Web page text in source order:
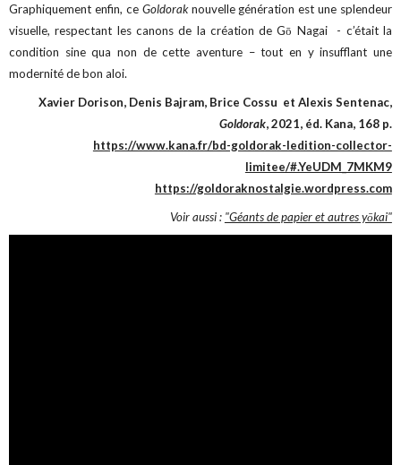
Graphiquement enfin, ce Goldoraknouvelle génération est une splendeur
visuelle, respectant les canons de la création de Gō Nagai - c’était la
condition sine qua non de cette aventure – tout en y insufflant une
modernité de bon aloi.
Xavier Dorison, Denis Bajram, Brice Cossu et Alexis Sentenac,
Goldorak, 2021, éd. Kana, 168 p.
https://www.kana.fr/bd-goldorak-ledition-collector-
limitee/#.YeUDM_7MKM9
https://goldoraknostalgie.wordpress.com
Voir aussi : "Géants de papier et autres yōkai"